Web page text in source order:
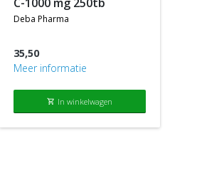
deba pharma
35,50
Meer informatie
shopping_cart In winkelwagen